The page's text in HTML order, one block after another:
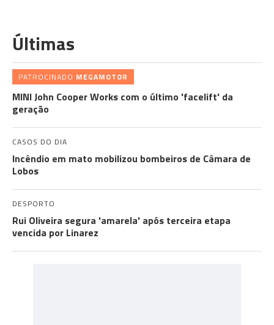
Últimas
PATROCINADO MEGAMOTOR
MINI John Cooper Works com o último 'facelift' da
geração
CASOS DO DIA
Incêndio em mato mobilizou bombeiros de Câmara de
Lobos
DESPORTO
Rui Oliveira segura 'amarela' após terceira etapa
vencida por Linarez